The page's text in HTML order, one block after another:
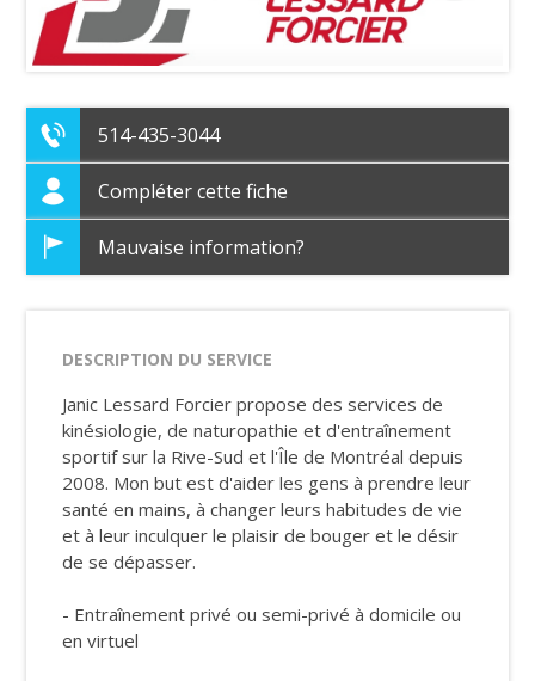
514-435-3044
Compléter cette fiche
Mauvaise information?
DESCRIPTION DU SERVICE
Janic Lessard Forcier propose des services de
kinésiologie, de naturopathie et d'entraînement
sportif sur la Rive-Sud et l'Île de Montréal depuis
2008. Mon but est d'aider les gens à prendre leur
santé en mains, à changer leurs habitudes de vie
et à leur inculquer le plaisir de bouger et le désir
de se dépasser.
- Entraînement privé ou semi-privé à domicile ou
en virtuel